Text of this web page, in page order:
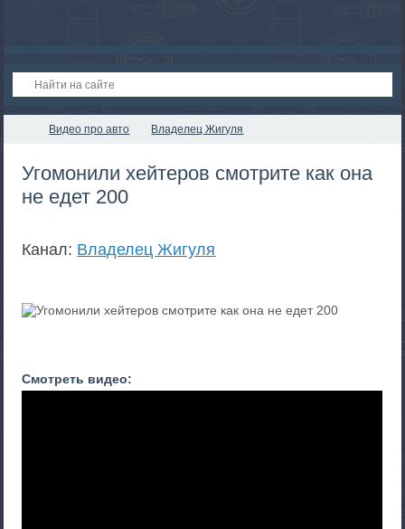
Видео про авто Владелец Жигуля
Угомонили хейтеров смотрите как она
не едет 200
Канал: Владелец Жигуля
Смотреть видео: